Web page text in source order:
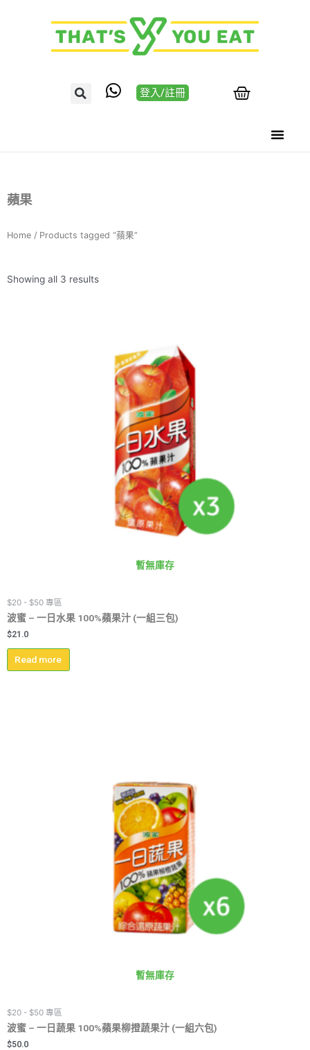
登入/註冊
蘋果
Home / Products tagged “蘋果”
Showing all 3 results
暫無庫存
$20 - $50 專區
波蜜 – 一日水果 100%蘋果汁 (一組三包)
$21.0
Read more
暫無庫存
$20 - $50 專區
波蜜 – 一日蔬果 100%蘋果柳撜蔬果汁 (一組六包)
$50.0